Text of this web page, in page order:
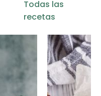
Todas las
recetas